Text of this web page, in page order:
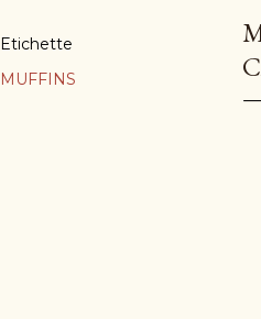
Etichette
MUFFINS